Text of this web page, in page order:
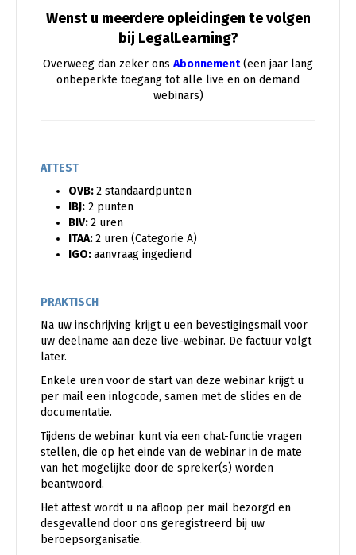
Wenst u meerdere opleidingen te volgen
bij LegalLearning?
Overweeg dan zeker ons Abonnement(een jaar lang
onbeperkte toegang tot alle live en on demand
webinars)
ATTEST
OVB:2 standaardpunten
IBJ: 2 punten
BIV:2 uren
ITAA:2 uren (Categorie A)
IGO:aanvraag ingediend
PRAKTISCH
Na uw inschrijving krijgt u een bevestigingsmail voor
uw deelname aan deze live-webinar. De factuur volgt
later.
Enkele uren voor de start van deze webinar krijgt u
per mail een inlogcode, samen met de slides en de
documentatie.
Tijdens de webinar kunt via een chat-functie vragen
stellen, die op het einde van de webinar in de mate
van het mogelijke door de spreker(s) worden
beantwoord.
Het attest wordt u na afloop per mail bezorgd en
desgevallend door ons geregistreerd bij uw
beroepsorganisatie.